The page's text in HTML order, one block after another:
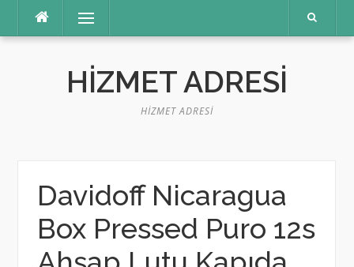
Menü
HIZMET ADRESI
HIZMET ADRESI
Davidoff Nicaragua
Box Pressed Puro 12s